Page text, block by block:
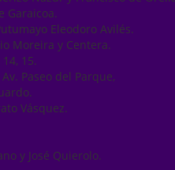
Garaicoa.
Eleodoro Avilés.
Moreira y Centera.
15.
Paseo del Parque,
Vásquez.
y José Quierolo.